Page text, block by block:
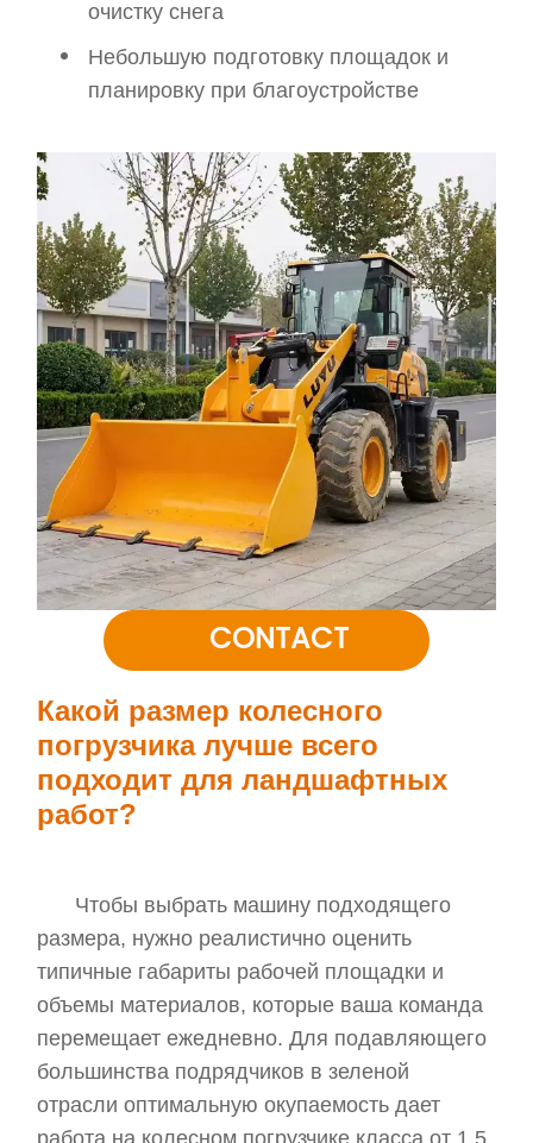
очистку снега
Небольшую подготовку площадок и
планировку при благоустройстве
CONTACT
Какой размер колесного
погрузчика лучше всего
подходит для ландшафтных
работ?
Чтобы выбрать машину подходящего
размера, нужно реалистично оценить
типичные габариты рабочей площадки и
объемы материалов, которые ваша команда
перемещает ежедневно. Для подавляющего
большинства подрядчиков в зеленой
отрасли оптимальную окупаемость дает
работа на колесном погрузчике класса от 1.5